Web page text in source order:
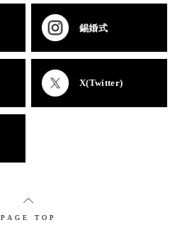
錫婚式
X(Twitter)
PAGE TOP